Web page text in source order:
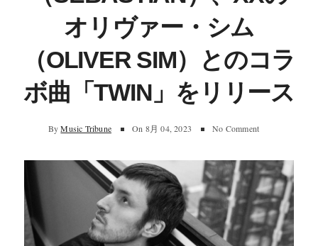
オリヴァー・シム
（OLIVER SIM）とのコラ
ボ曲「TWIN」をリリース
By Music Tribune On 8月 04, 2023 No Comment